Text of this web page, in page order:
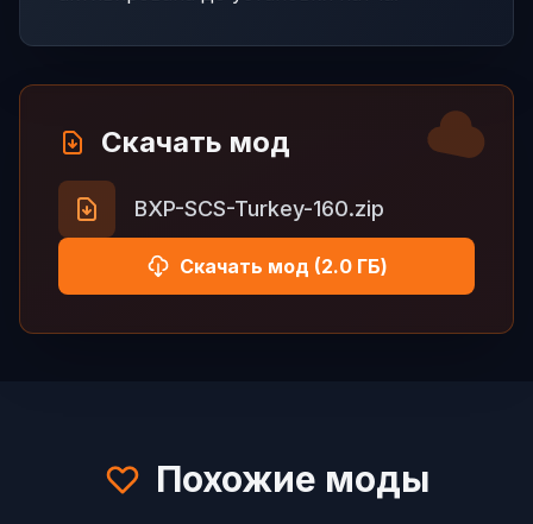
Скачать мод
BXP-SCS-Turkey-160.zip
Скачать мод (2.0 ГБ)
Похожие моды